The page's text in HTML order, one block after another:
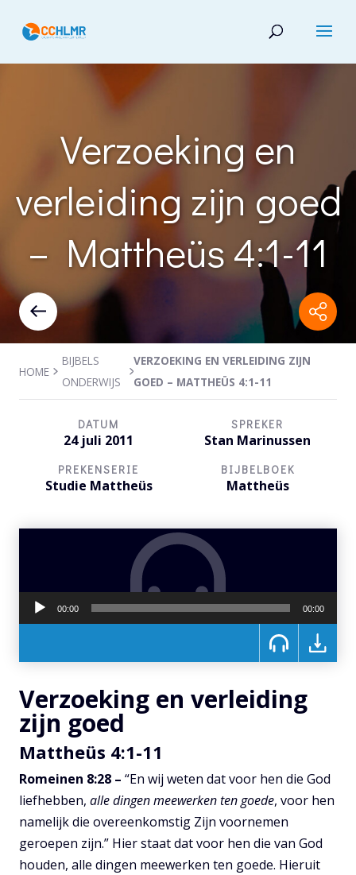
Verzoeking en
verleiding zijn goed
– Mattheüs 4:1-11
HOME
BIJBELS
ONDERWIJS
VERZOEKING EN VERLEIDING ZIJN
GOED – MATTHEÜS 4:1-11
DATUM
24 juli 2011
SPREKER
Stan Marinussen
PREKENSERIE
Studie Mattheüs
BIJBELBOEK
Mattheüs
Audiospeler
00:00 00:00
Verzoeking en verleiding
zijn goed
Mattheüs 4:1-11
Romeinen 8:28 – “En wij weten dat voor hen die God
liefhebben, alle dingen meewerken ten goede, voor hen
namelijk die overeenkomstig Zijn voornemen
geroepen zijn.” Hier staat dat voor hen die van God
houden, alle dingen meewerken ten goede. Hieruit